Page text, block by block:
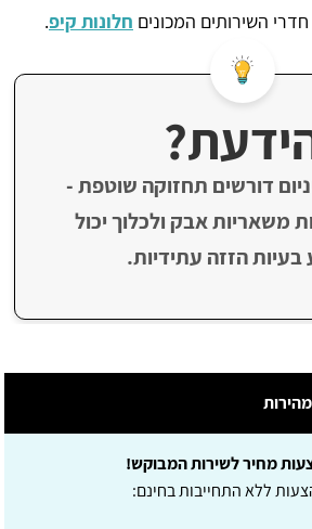
השירותים המכונים חלונות קיפ.
דורשים תחזוקה שוטפת -
משאריות אבק ולכלוך יכול
בעיות הזזה עתידיות.
מחיר לשירות המבוקש!